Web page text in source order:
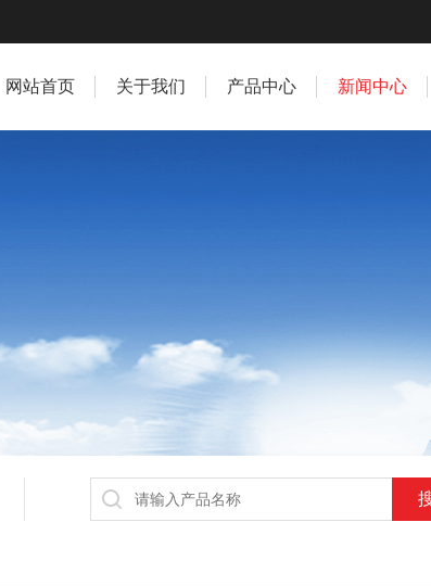
网站首页 关于我们 产品中心 新闻中心